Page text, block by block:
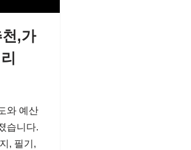
,가
와 예산
습니다.
, 필기,